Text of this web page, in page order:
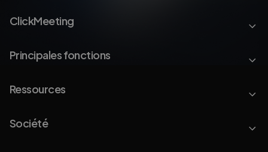
ClickMeeting
Principales fonctions
Ressources
Société